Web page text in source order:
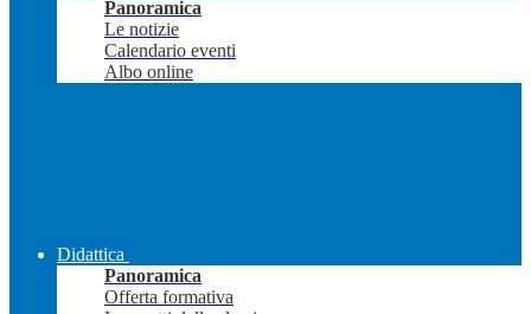
Panoramica
Le notizie
Calendario eventi
Albo online
Didattica
Panoramica
Offerta formativa